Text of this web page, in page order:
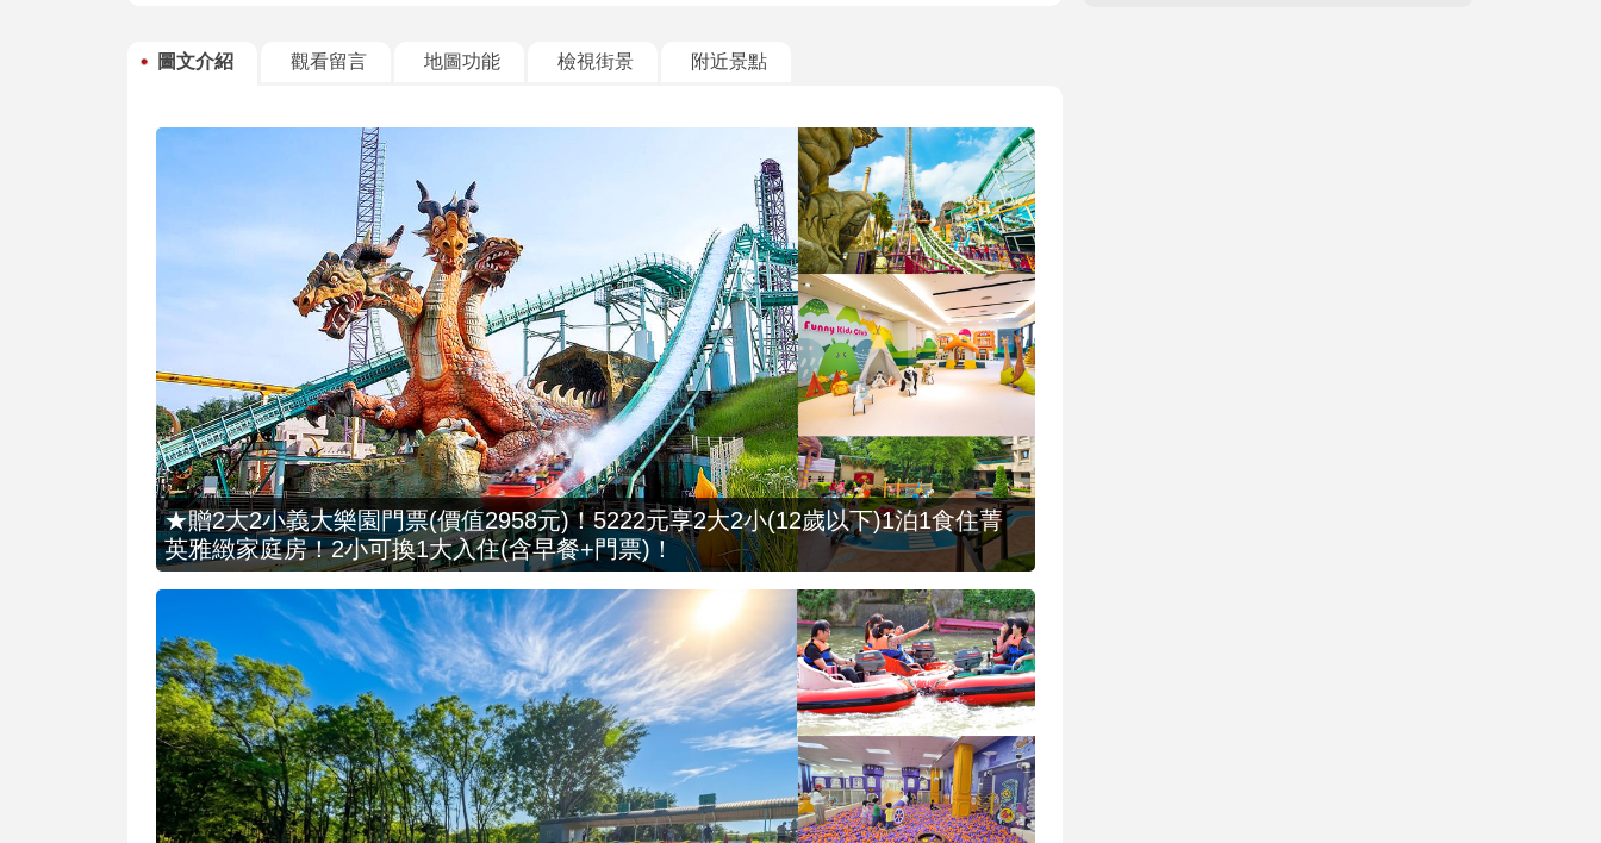
圖文介紹 觀看留言 地圖功能 檢視街景 附近景點
★贈2大2小義大樂園門票(價值2958元)！5222元享2大2小(12歲以下)1泊1食住菁
英雅緻家庭房！2小可換1大入住(含早餐+門票)！